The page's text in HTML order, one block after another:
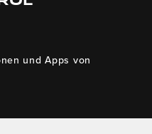
und Apps von